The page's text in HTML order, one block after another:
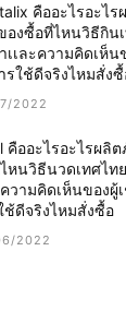
คืออะไรอะ
องซื้อที่ไหนวิธีกิน
เเละความคิดเห็
รใช้ดีจริงไหมสั่ง
2022
คืออะไรอะไรผ
หนวิธีนวดเทศไท
ความคิดเห็นของ
ช้ดีจริงไหมสั่งซื้อ
2022